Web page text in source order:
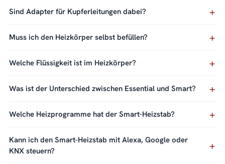
Sind Adapter für Kupferleitungen dabei?
Muss ich den Heizkörper selbst befüllen?
Welche Flüssigkeit ist im Heizkörper?
Was ist der Unterschied zwischen Essential und Smart?
Welche Heizprogramme hat der Smart-Heizstab?
Kann ich den Smart-Heizstab mit Alexa, Google oder
KNX steuern?